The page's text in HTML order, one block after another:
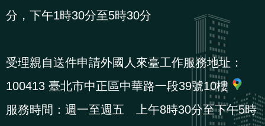
覽
箱
服
訊
l
i
h
隱
分，下午1時30分至5時30分
受理親自送件申請外國人來臺工作服務地址：
100413 臺北市中正區中華路一段39號10樓
服務時間：週一至週五 上午8時30分至下午5時